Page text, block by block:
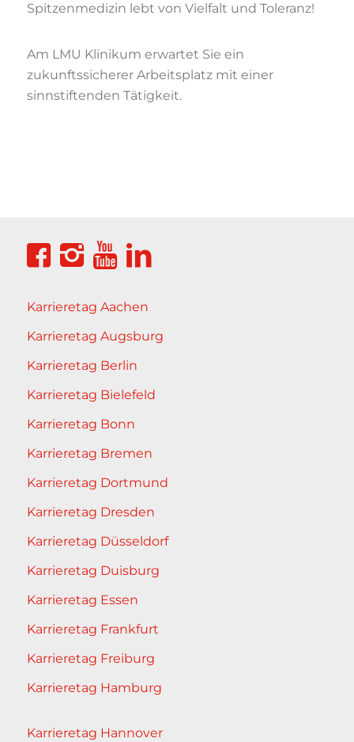
Spitzenmedizin lebt von Vielfalt und Toleranz!
Am LMU Klinikum erwartet Sie ein
zukunftssicherer Arbeitsplatz mit einer
sinnstiftenden Tätigkeit.
Karrieretag Aachen
Karrieretag Augsburg
Karrieretag Berlin
Karrieretag Bielefeld
Karrieretag Bonn
Karrieretag Bremen
Karrieretag Dortmund
Karrieretag Dresden
Karrieretag Düsseldorf
Karrieretag Duisburg
Karrieretag Essen
Karrieretag Frankfurt
Karrieretag Freiburg
Karrieretag Hamburg
Karrieretag Hannover